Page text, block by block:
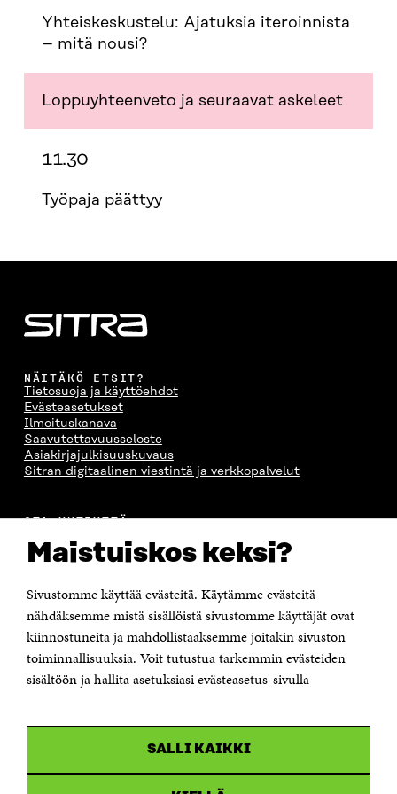
Maistuiskos keksi?
Sivustomme käyttää evästeitä. Käytämme evästeitä
nähdäksemme mistä sisällöistä sivustomme käyttäjät ovat
kiinnostuneita ja mahdollistaaksemme joitakin sivuston
toiminnallisuuksia. Voit tutustua tarkemmin evästeiden
sisältöön ja hallita asetuksiasi evästeasetus-sivulla
SALLI KAIKKI
Yhteiskeskustelu: Ajatuksia iteroinnista
– mitä nousi?
Loppuyhteenveto ja seuraavat askeleet
11.30
Työpaja päättyy
NÄITÄKÖ ETSIT?
Tietosuoja ja käyttöehdot
Evästeasetukset
Ilmoituskanava
Saavutettavuusseloste
Asiakirjajulkisuuskuvaus
Sitran digitaalinen viestintä ja verkkopalvelut
OTA YHTEYTTÄ
Itämerenkatu 11-13, PL 160,
00181 Helsinki
Puhelin +358 294 618 991
Sähköpostiosoite
Saapumisohjeet
Y-tunnus 0202132-3
uudessa